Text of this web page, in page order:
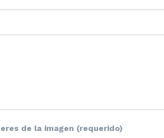
de la imagen (requerido)